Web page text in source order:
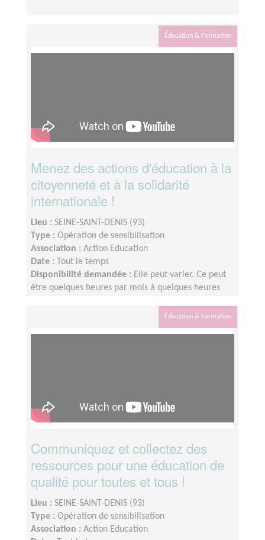
Éducation & Formation
Menez des actions d'éducation à la
citoyenneté et à la solidarité
internationale !
Lieu : SEINE-SAINT-DENIS (93)
Type : Opération de sensibilisation
Association : Action Education
Date :
Tout le temps
Disponibilité demandée : Elle peut varier. Ce peut
être quelques heures par mois à quelques heures
Éducation & Formation
Communiquez et collectez des
ressources pour une éducation de
qualité pour toutes et tous !
Lieu : SEINE-SAINT-DENIS (93)
Type : Opération de sensibilisation
Association : Action Education